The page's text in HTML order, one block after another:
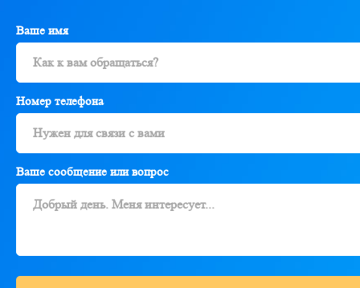
Ваше имя
Номер телефона
Ваше сообщение или вопрос